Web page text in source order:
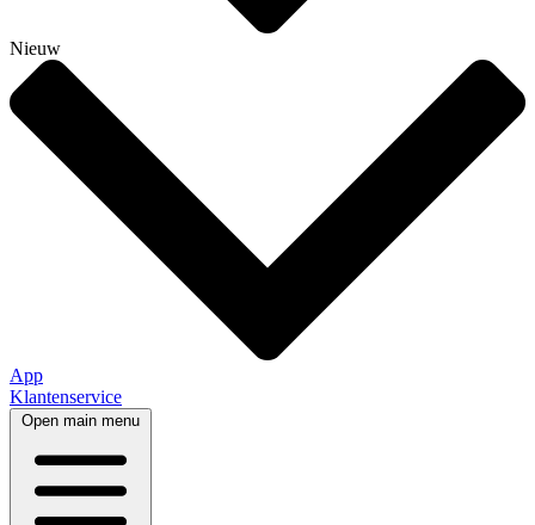
Nieuw
App
Klantenservice
Open main menu